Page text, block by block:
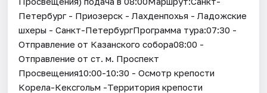
Петербург - Приозерск - Лахденпохья - Ладожские
шхеры - Санкт-ПетербургПрограмма тура:07:30 -
Отправление от Казанского собора08:00 -
Отправление от ст. м. Проспект
Просвещения10:00-10:30 - Осмотр крепости
Корела-Кексгольм -Территория крепости